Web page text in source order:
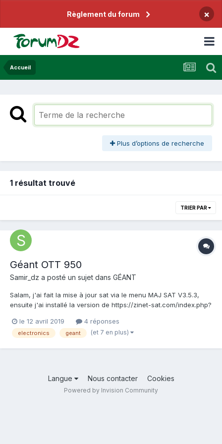
Règlement du forum ×
Accueil
Plus d’options de recherche
1 résultat trouvé
TRIER PAR
Géant OTT 950
Samir_dz a posté un sujet dans GÉANT
Salam, j'ai fait la mise à jour sat via le menu MAJ SAT V3.5.3,
ensuite j'ai installé la version de https://zinet-sat.com/index.php?
3796_V3.5.3_28032019) mais cette version ne me plait pas pas
d'iptv etc.. j'ai donc voulu faire un hard-rese...
le 12 avril 2019 4 réponses
electronics geant (et 7 en plus)
Langue Nous contacter Cookies
Powered by Invision Community